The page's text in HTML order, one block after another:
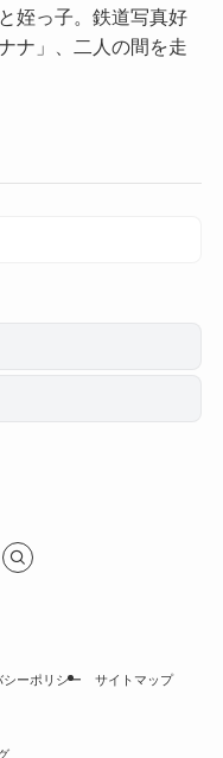
姪っ子。鉄道写真好
ナ」、二人の間を走
シーポリシー サイトマップ